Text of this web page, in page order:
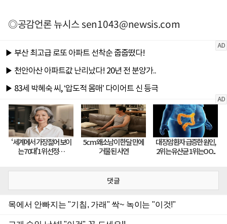
◎공감언론 뉴시스sen1043@newsis.com
댓글